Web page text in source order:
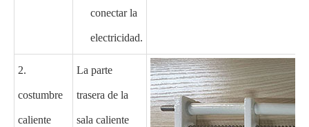
conectar la
electricidad.
2.
costumbre
caliente
La parte
trasera de la
sala caliente